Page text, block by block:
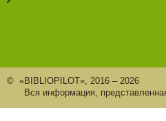
© «BIBLIOPILOT», 2016 – 2026
Вся информация,